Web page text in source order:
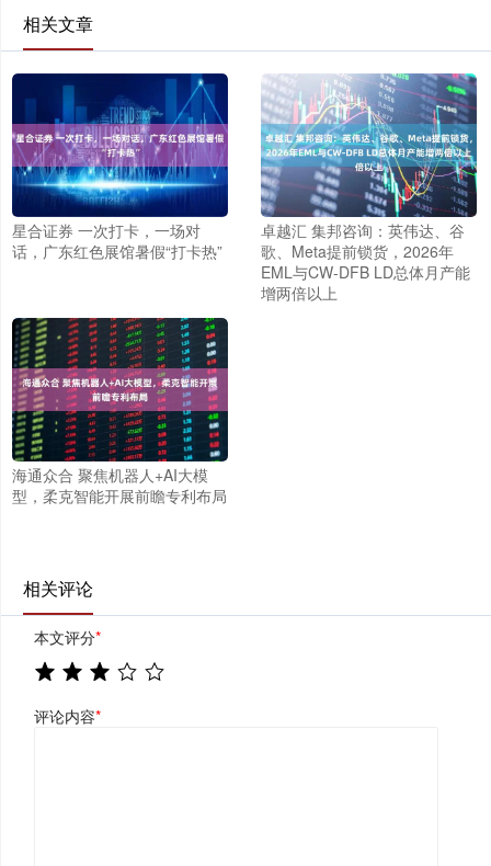
相关文章
星合证券 一次打卡，一场对
话，广东红色展馆暑假“打卡热”
卓越汇 集邦咨询：英伟达、谷
歌、Meta提前锁货，2026年
EML与CW-DFB LD总体月产能
增两倍以上
海通众合 聚焦机器人+AI大模
型，柔克智能开展前瞻专利布局
相关评论
本文评分*
评论内容*